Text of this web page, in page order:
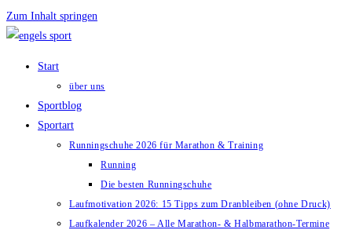
Zum Inhalt springen
Start
über uns
Sportblog
Sportart
Runningschuhe 2026 für Marathon & Training
Running
Die besten Runningschuhe
Laufmotivation 2026: 15 Tipps zum Dranbleiben (ohne Druck)
Laufkalender 2026 – Alle Marathon- & Halbmarathon-Termine